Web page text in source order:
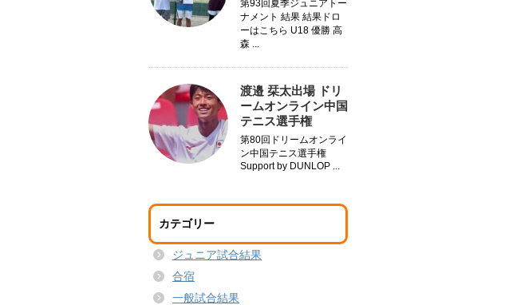
第93回夏季ジュニアトー
ナメント 結果 結果ドロ
ーはこちら U18 優勝 高
森 ...
渡邉 栞太出場 ドリ
ームオンライン中国
テニス選手権
第80回ドリームオンライ
ン中国テニス選手権
Support by DUNLOP ...
カテゴリー
ジュニア試合結果
合宿
一般試合結果